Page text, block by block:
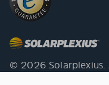
© 2026 Solarplexius.